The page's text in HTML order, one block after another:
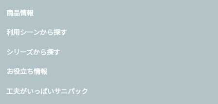
商品情報
利用シーンから探す
シリーズから探す
お役立ち情報
工夫がいっぱいサニパック